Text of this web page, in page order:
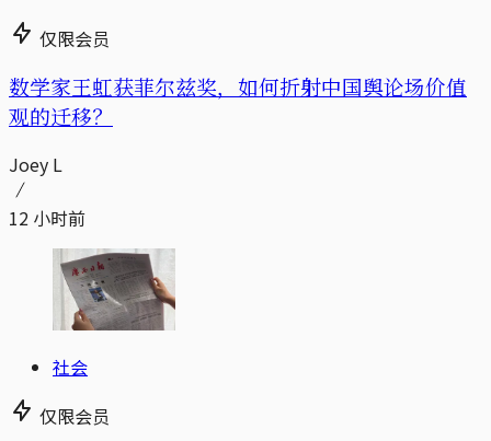
仅限会员
数学家王虹获菲尔兹奖，如何折射中国舆论场价值
观的迁移？
Joey L
12 小时前
社会
仅限会员